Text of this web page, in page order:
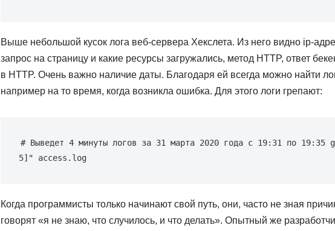
Выше небольшой кусок лога веб-сервера Хекслета. Из него видно ip-
запрос на страницу и какие ресурсы загружались, метод HTTP, ответ
в HTTP. Очень важно наличие даты. Благодаря ей всегда можно найти
например на то время, когда возникла ошибка. Для этого логи грепают:
# Выведет 4 минуты логов за 31 марта 2020 года с 19:31 по 19:35
5]" access.log
Когда программисты только начинают свой путь, они, часто не зная
говорят «я не знаю, что случилось, и что делать». Опытный же